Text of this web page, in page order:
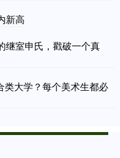
新高
继室申氏，戳破一个真
类大学？每个美术生都必